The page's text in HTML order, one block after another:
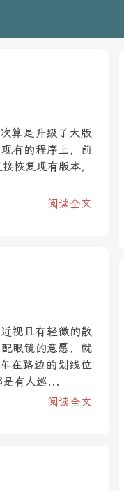
算是升级了大版
有的程序上，前
恢复现有版本，
阅读全文
视且有轻微的散
眼镜的意愿，就
在路边的划线位
是有人巡...
阅读全文